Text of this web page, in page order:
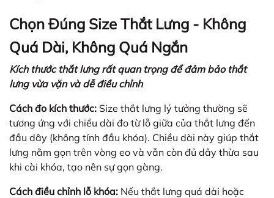
Chọn Đúng Size Thắt Lưng - Không
Quá Dài, Không Quá Ngắn
Kích thước thắt lưng rất quan trọng để đảm bảo thắt
lưng vừa vặn và dễ điều chỉnh
Cách đo kích thước: Size thắt lưng lý tưởng thường sẽ
tương ứng với chiều dài đo từ lỗ giữa của thắt lưng đến
đầu dây (không tính đầu khóa). Chiều dài này giúp thắt
lưng nằm gọn trên vòng eo và vẫn còn đủ dây thừa sau
khi cài khóa, tạo nên sự gọn gàng.
Cách điều chỉnh lỗ khóa: Nếu thắt lưng quá dài hoặc